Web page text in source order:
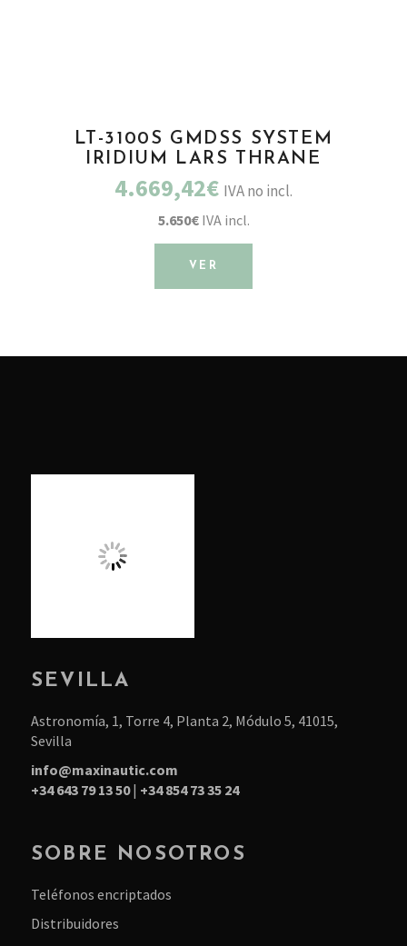
LT-3100S GMDSS SYSTEM
IRIDIUM LARS THRANE
4.669,42€ IVA no incl.
5.650€IVA incl.
VER
SEVILLA
Astronomía, 1, Torre 4, Planta 2, Módulo 5, 41015,
Sevilla
info@maxinautic.com
+34 643 79 13 50| +34 854 73 35 24
SOBRE NOSOTROS
Teléfonos encriptados
Distribuidores